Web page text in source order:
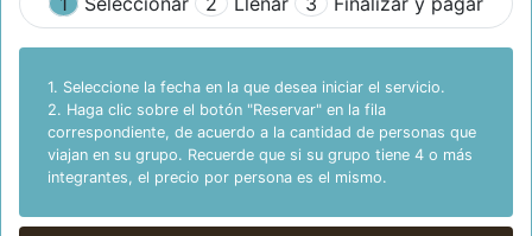
1. Seleccione la fecha en la que desea iniciar el servicio.
2. Haga clic sobre el botón "Reservar" en la fila
correspondiente, de acuerdo a la cantidad de personas que
viajan en su grupo. Recuerde que si su grupo tiene 4 o más
integrantes, el precio por persona es el mismo.